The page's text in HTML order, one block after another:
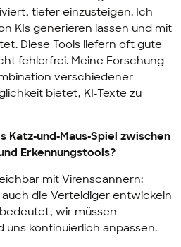
tiefer einzusteigen. Ich
KIs generieren lassen und mit
Diese Tools liefern oft gute
fehlerfrei. Meine Forschung
verschiedener
bietet, KI-Texte zu
Katz-und-Maus-Spiel zwischen
Erkennungstools?
mit Virenscannern:
die Verteidiger entwickeln
wir müssen
uns kontinuierlich anpassen.